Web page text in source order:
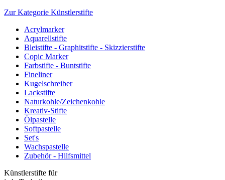
Zur Kategorie Künstlerstifte
Acrylmarker
Aquarellstifte
Bleistifte - Graphitstifte - Skizzierstifte
Copic Marker
Farbstifte - Buntstifte
Fineliner
Kugelschreiber
Lackstifte
Naturkohle/Zeichenkohle
Kreativ-Stifte
Ölpastelle
Softpastelle
Set's
Wachspastelle
Zubehör - Hilfsmittel
Künstlerstifte für